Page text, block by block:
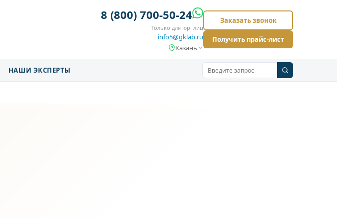
8 (800) 700-50-24
Только для юр. лиц
info5@gklab.ru
Казань
Заказать звонок
Получить прайс-лист
НАШИ ЭКСПЕРТЫ